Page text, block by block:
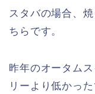
スタバの場合、
ちらです。
昨年のオータム
リーより低かった